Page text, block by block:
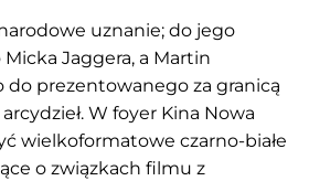
uznanie; do jego
Jaggera, a Martin
do prezentowanego za granicą
W foyer Kina Nowa
wielkoformatowe czarno-białe
o związkach filmu z